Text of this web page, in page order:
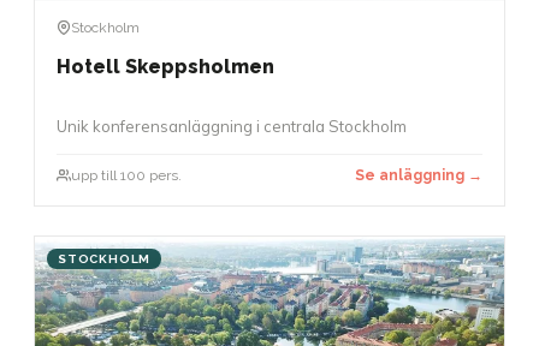
Stockholm
Hotell Skeppsholmen
Unik konferensanläggning i centrala Stockholm
upp till 100 pers. Se anläggning →
STOCKHOLM